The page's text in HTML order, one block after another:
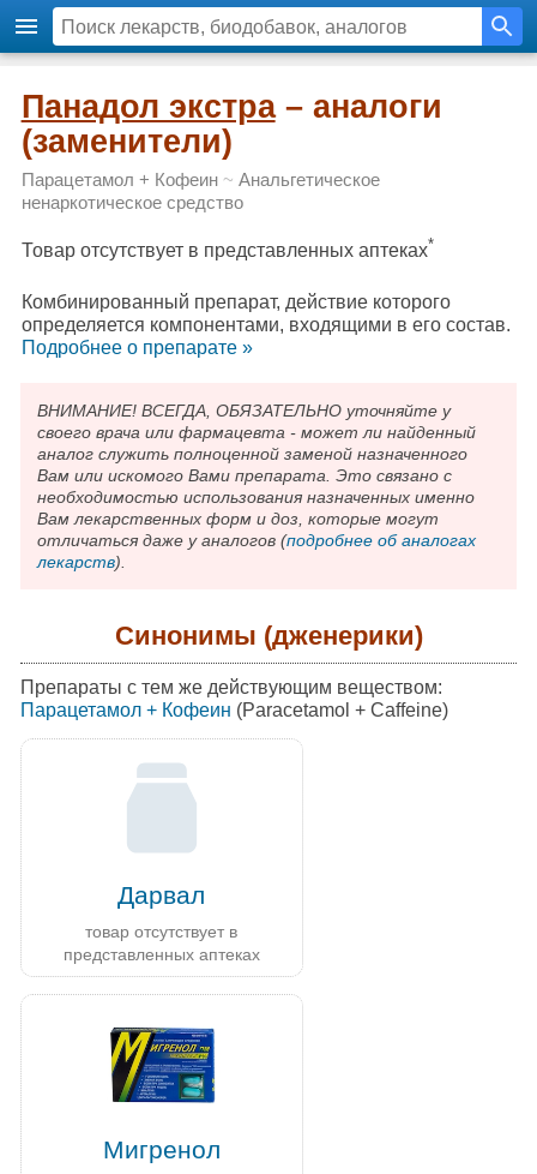
Панадол экстра– аналоги
(заменители)
Парацетамол + Кофеин~ Анальгетическое
ненаркотическое средство
Товар отсутствует в представленных аптеках*
Комбинированный препарат, действие которого
определяется компонентами, входящими в его состав.
Подробнee о препарате »
ВНИМАНИЕ! ВСЕГДА, ОБЯЗАТЕЛЬНО уточняйте у
своего врача или фармацевта - может ли найденный
аналог служить полноценной заменой назначенного
Вам или искомого Вами препарата. Это связано с
необходимостью использования назначенных именно
Вам лекарственных форм и доз, которые могут
отличаться даже у аналогов (подробнее об аналогах
лекарств).
Синонимы (дженерики)
Препараты с тем же действующим веществом:
Парацетамол + Кофеин (Paracetamol + Caffeine)
Дарвал
товар отсутствует в
представленных аптеках
Мигренол